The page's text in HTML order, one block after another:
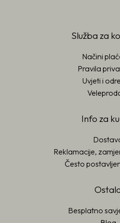
Služba za
Načini
Pravila
Uvjeti i
Info za
Reklamacije,
Često
Besplatno